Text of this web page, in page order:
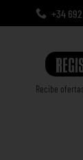
+34
Recibe